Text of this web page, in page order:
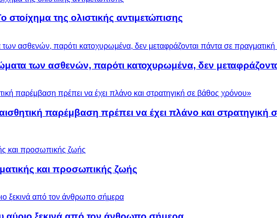
στοίχημα της ολιστικής αντιμετώπισης
των ασθενών, παρότι κατοχυρωμένα, δεν
παρέμβαση πρέπει να έχει πλάνο και στρατηγική
και προσωπικής ζωής